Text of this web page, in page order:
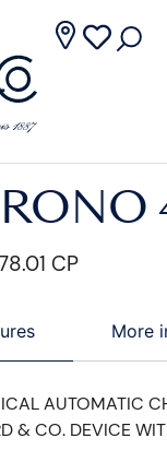
CP
More
AUTOMATIC
& CO. DEVICE